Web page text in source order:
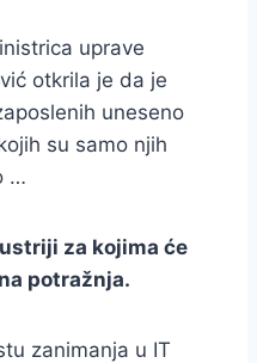
uprave
otkrila je da je
uneseno
su samo njih
…
za kojima će
potražnja.
zanimanja u IT